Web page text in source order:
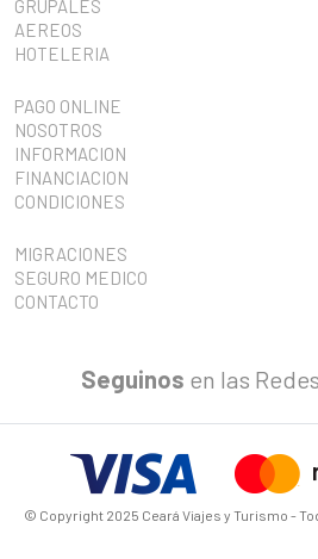
GRUPALES
AEREOS
HOTELERIA
PAGO ONLINE
NOSOTROS
INFORMACION
FINANCIACION
CONDICIONES
MIGRACIONES
SEGURO MEDICO
CONTACTO
Seguinos en las
© Copyright 2025 Ceará Viajes y Turismo -